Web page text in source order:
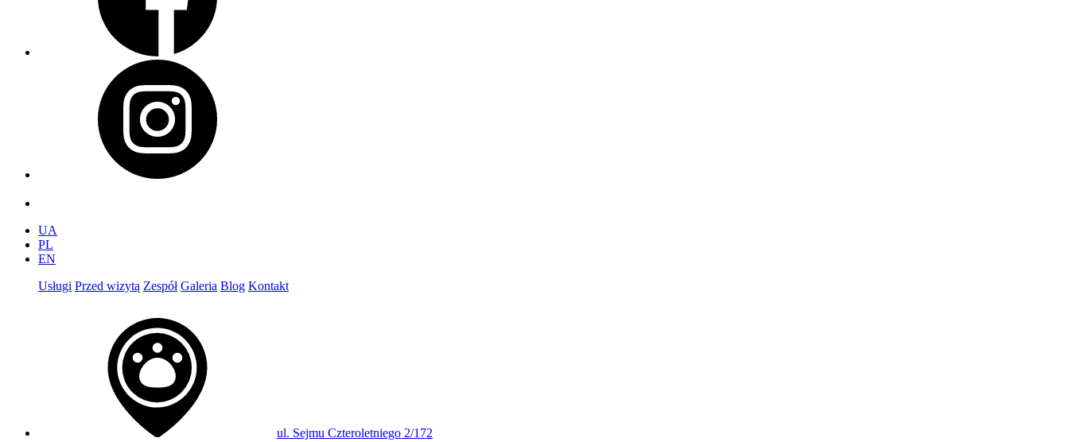
UA
PL
EN
Usługi Przed wizytą Zespół Galeria Blog Kontakt
ul. Sejmu Czteroletniego 2/172